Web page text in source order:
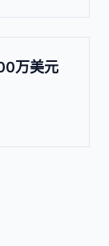
万美元